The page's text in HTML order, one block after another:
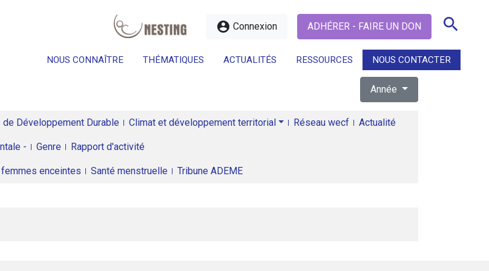
account_circle Connexion ADHÉRER - FAIRE UN DON search
NOUS CONNAÎTRE THÉMATIQUES ACTUALITÉS RESSOURCES NOUS CONTACTER
search
Année
Développement Durable Climat et développement territorial Réseau wecf Actualité
- Genre Rapport d'activité
enceintes Santé menstruelle Tribune ADEME